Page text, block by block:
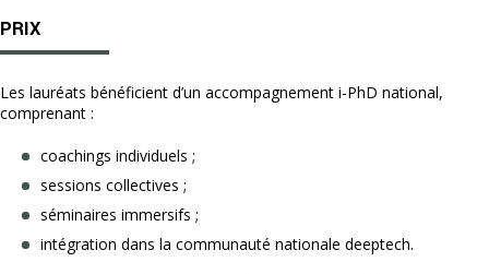
PRIX
Les lauréats bénéficient d’un accompagnement i-PhD national,
comprenant :
coachings individuels ;
sessions collectives ;
séminaires immersifs ;
intégration dans la communauté nationale deeptech.